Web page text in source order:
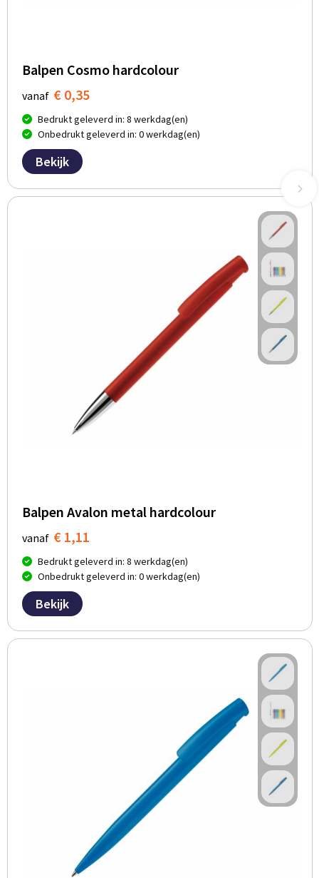
Balpen Cosmo hardcolour
vanaf € 0,35
Bedrukt geleverd in: 8 werkdag(en)
Onbedrukt geleverd in: 0 werkdag(en)
Bekijk
Balpen Avalon metal hardcolour
vanaf € 1,11
Bedrukt geleverd in: 8 werkdag(en)
Onbedrukt geleverd in: 0 werkdag(en)
Bekijk